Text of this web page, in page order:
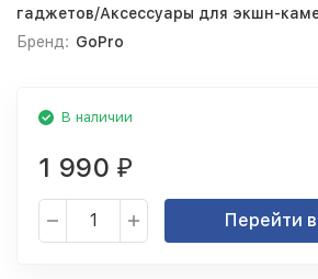
гаджетов/Аксессуары для экшн-
Бренд: GoPro
В наличии
1 990 ₽
Перейти